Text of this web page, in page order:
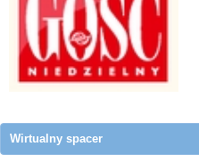
Wirtualny spacer